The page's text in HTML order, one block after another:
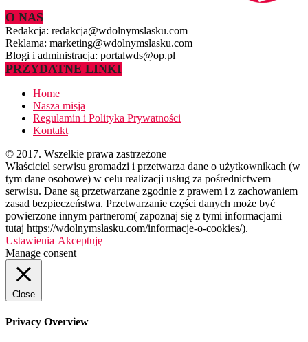
O NAS
Redakcja: redakcja@wdolnymslasku.com
Reklama: marketing@wdolnymslasku.com
Blogi i administracja: portalwds@op.pl
PRZYDATNE LINKI
Home
Nasza misja
Regulamin i Polityka Prywatności
Kontakt
© 2017. Wszelkie prawa zastrzeżone
Właściciel serwisu gromadzi i przetwarza dane o użytkownikach (w
tym dane osobowe) w celu realizacji usług za pośrednictwem
serwisu. Dane są przetwarzane zgodnie z prawem i z zachowaniem
zasad bezpieczeństwa. Przetwarzanie części danych może być
powierzone innym partnerom( zapoznaj się z tymi informacjami
tutaj https://wdolnymslasku.com/informacje-o-cookies/).
Ustawienia Akceptuję
Manage consent
Close
Privacy Overview